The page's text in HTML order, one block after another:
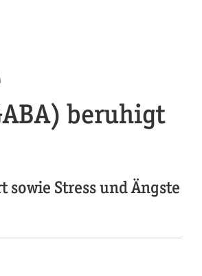
beruhigt
sowie Stress und Ängste